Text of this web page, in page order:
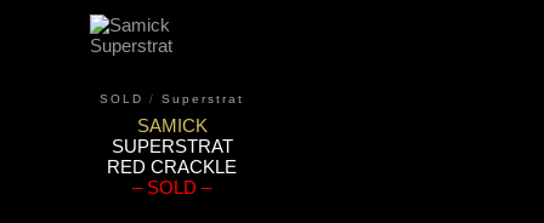
SOLD / Superstrat
SAMICK
SUPERSTRAT
RED CRACKLE
– SOLD –